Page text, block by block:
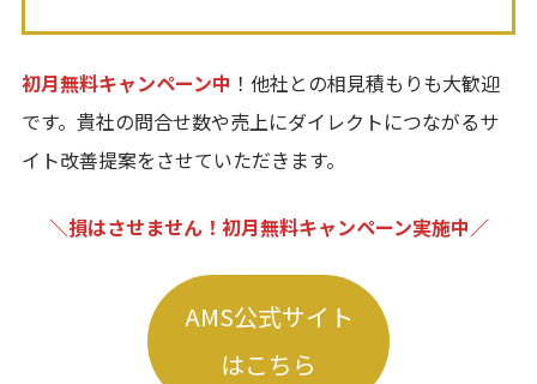
初月無料キャンペーン中 ！他社との相見積もりも大歓迎
です。貴社の問合せ数や売上にダイレクトにつながるサ
イト改善提案をさせていただきます。
＼損はさせません！初月無料キャンペーン実施中／
AMS公式サイト
はこちら